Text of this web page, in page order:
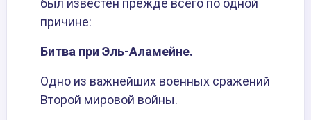
причине:
Битва при Эль-Аламейне.
Одно из важнейших военных сражений
Второй мировой войны.